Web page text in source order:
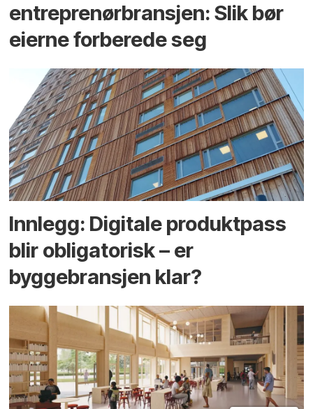
entreprenør­bransjen: Slik bør
eierne forberede seg
Innlegg: Digitale produktpass
blir obligatorisk – er
byggebransjen klar?